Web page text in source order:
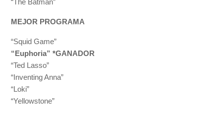
“The Batman”
MEJOR PROGRAMA
“Squid Game”
“Euphoria” *GANADOR
“Ted Lasso”
“Inventing Anna”
“Loki”
“Yellowstone”